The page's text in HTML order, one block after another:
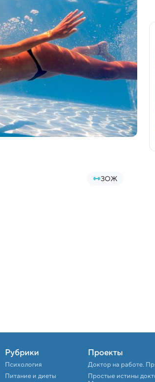
ЗОЖ
Рубрики
Психология
Питание и диеты
Проекты
Доктор на работе.
Простые истины